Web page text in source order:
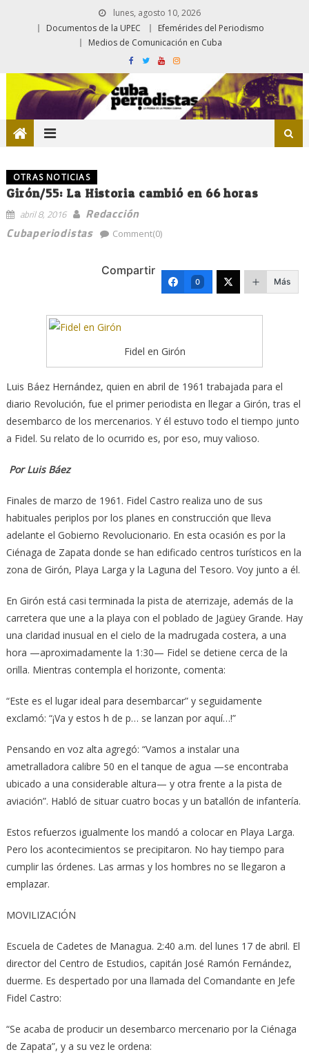
lunes, agosto 10, 2026
Documentos de la UPEC
Efemérides del Periodismo
Medios de Comunicación en Cuba
OTRAS NOTICIAS
Girón/55: La Historia cambió en 66 horas
abril 8, 2016
Redacción
Cubaperiodistas
Comment(0)
Compartir
0 Más
Fidel en Girón
Luis Báez Hernández, quien en abril de 1961 trabajada para el
diario Revolución, fue el primer periodista en llegar a Girón, tras el
desembarco de los mercenarios. Y él estuvo todo el tiempo junto
a Fidel. Su relato de lo ocurrido es, por eso, muy valioso.
Por Luis Báez
Finales de marzo de 1961. Fidel Castro realiza uno de sus
habituales periplos por los planes en construcción que lleva
adelante el Gobierno Revolucionario. En esta ocasión es por la
Ciénaga de Zapata donde se han edificado centros turísticos en la
zona de Girón, Playa Larga y la Laguna del Tesoro. Voy junto a él.
En Girón está casi terminada la pista de aterrizaje, además de la
carretera que une a la playa con el poblado de Jagüey Grande. Hay
una claridad inusual en el cielo de la madrugada costera, a una
hora —aproximadamente la 1:30— Fidel se detiene cerca de la
orilla. Mientras contempla el horizonte, comenta:
“Este es el lugar ideal para desembarcar” y seguidamente
exclamó: “¡Va y estos h de p… se lanzan por aquí…!”
Pensando en voz alta agregó: “Vamos a instalar una
ametralladora calibre 50 en el tanque de agua —se encontraba
ubicado a una considerable altura— y otra frente a la pista de
aviación”. Habló de situar cuatro bocas y un batallón de infantería.
Estos refuerzos igualmente los mandó a colocar en Playa Larga.
Pero los acontecimientos se precipitaron. No hay tiempo para
cumplir las órdenes. Las armas y los hombres no se llegaron a
emplazar.
MOVILIZACIÓN
Escuela de Cadetes de Managua. 2:40 a.m. del lunes 17 de abril. El
director del Centro de Estudios, capitán José Ramón Fernández,
duerme. Es despertado por una llamada del Comandante en Jefe
Fidel Castro:
“Se acaba de producir un desembarco mercenario por la Ciénaga
de Zapata”, y a su vez le ordena: